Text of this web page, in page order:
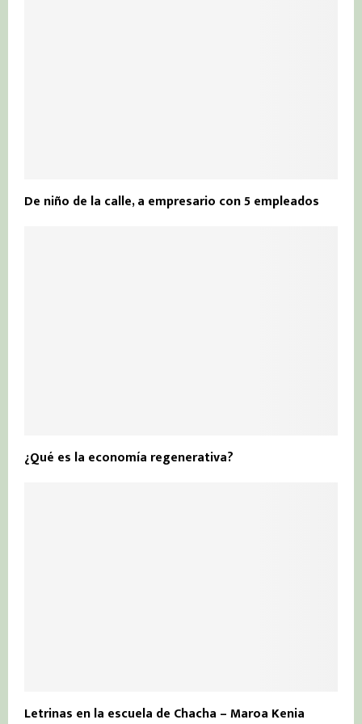
De niño de la calle, a empresario con 5 empleados
¿Qué es la economía regenerativa?
Letrinas en la escuela de Chacha – Maroa Kenia